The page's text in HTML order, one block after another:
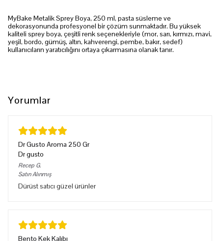
MyBake Metalik Sprey Boya, 250 ml, pasta süsleme ve
dekorasyonunda profesyonel bir çözüm sunmaktadır. Bu yüksek
kaliteli sprey boya, çeşitli renk seçenekleriyle (mor, sarı, kırmızı, mavi,
yeşil, bordo, gümüş, altın, kahverengi, pembe, bakır, sedef)
kullanıcıların yaratıcılığını ortaya çıkarmasına olanak tanır.
Yorumlar
Dr Gusto Aroma 250 Gr
Dr gusto
Recep G.
Satın Alınmış
Dürüst satıcı güzel ürünler
Bento Kek Kalıbı